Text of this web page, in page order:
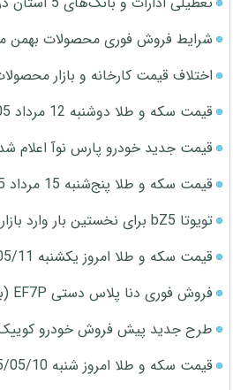
شرایط فروش فوری محصولات بهمن موتور
اختلاف قیمت کارخانه و بازار
قیمت سکه و طلا دوشنبه 12 مرداد 1405
قیمت جدید خودرو پارس نوآ اعلام شد
قیمت سکه و طلا پنج‌شنبه 15 مرداد 1405
تویوتا bZ5 برای نخستین بار وارد بازار ایران می‌شود
قیمت سکه و طلا امروز یکشنبه 1405/05/11
فروش فوری دنا پلاس دستی EF7P (بدون قرعه کشی)
طرح جدید پیش فروش خودرو کوییک
قیمت سکه و طلا امروز شنبه 1405/05/10